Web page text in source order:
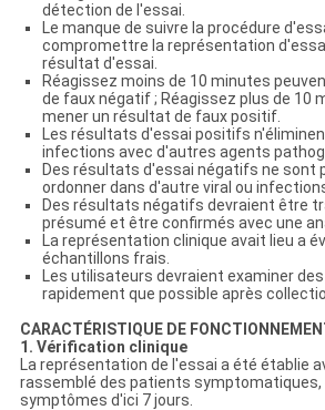
détection de l'essai.
Le manque de suivre la procédure
compromettre la représentation
résultat d'essai.
Réagissez moins de 10 minutes
de faux négatif ; Réagissez plus de 10
mener un résultat de faux positif.
Les résultats d'essai positifs
infections avec d'autres agents
Des résultats d'essai négatifs ne sont
ordonner dans d'autre viral ou
Des résultats négatifs devraient être
présumé et être confirmés avec une
La représentation clinique avait lieu a
échantillons frais.
Les utilisateurs devraient examiner
rapidement que possible après
CARACTÉRISTIQUE DE
1. Vérification clinique
La représentation de l'essai a été établie
rassemblé des patients symptomatiques,
symptômes d'ici 7 jours.